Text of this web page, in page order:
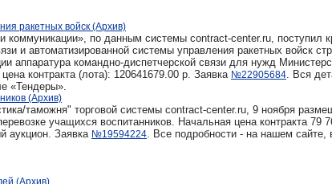
ракетных войск (Архив)
коммуникации», по данным системы contract-center.ru, поступил
и автоматизированной системы управления ракетных войск
аппаратура командно-диспетчерской связи для нужд
контракта (лота): 120641679.00 р. Заявка №22905684. Вся
«Тендеры».
(Архив)
таможня" торговой системы contract-center.ru, 9 ноября
учащихся воспитанников. Начальная цена контракта 79
аукцион. Заявка №19594224. Все подробности - на нашем сайте,
(Архив)